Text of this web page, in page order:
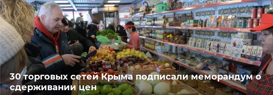
30 торговых сетей Крыма подписали меморандум о
сдерживании цен